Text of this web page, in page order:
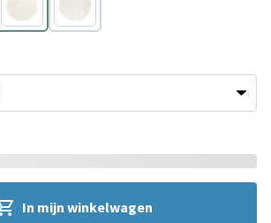
Crème
Crème
In mijn winkelwagen